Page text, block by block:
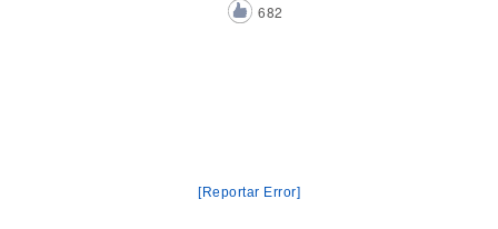
682
[Reportar Error]